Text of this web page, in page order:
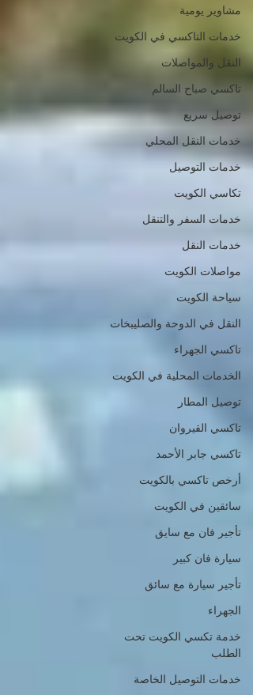
مشاوير يومية
خدمات التاكسي في الكويت
النقل والمواصلات
تاكسي صباح السالم
توصيل سريع
خدمات النقل المحلي
خدمات التوصيل
تكاسي الكويت
خدمات السفر والتنقل
خدمات النقل
مواصلات الكويت
سياحة الكويت
النقل في الدوحة والصليبخات
تاكسي الجهراء
الخدمات المحلية في الكويت
توصيل المطار
تاكسي القيروان
تاكسي جابر الأحمد
أرخص تاكسي بالكويت
سائقين في الكويت
تأجير فان مع سايق
سيارة فان كبير
تأجير سيارة مع سائق
الجهراء
خدمة تكسي الكويت تحت
الطلب
خدمات التوصيل الخاصة